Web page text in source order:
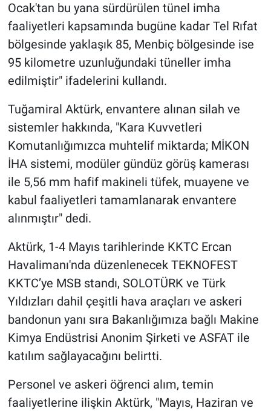
Ocak'tan bu yana sürdürülen tünel imha
faaliyetleri kapsamında bugüne kadar Tel Rıfat
bölgesinde yaklaşık 85, Menbiç bölgesinde ise
95 kilometre uzunluğundaki tüneller imha
edilmiştir" ifadelerini kullandı.
Tuğamiral Aktürk, envantere alınan silah ve
sistemler hakkında, "Kara Kuvvetleri
Komutanlığımızca muhtelif miktarda; MİKON
İHA sistemi, modüler gündüz görüş kamerası
ile 5,56 mm hafif makineli tüfek, muayene ve
kabul faaliyetleri tamamlanarak envantere
alınmıştır" dedi.
Aktürk, 1-4 Mayıs tarihlerinde KKTC Ercan
Havalimanı'nda düzenlenecek TEKNOFEST
KKTC’ye MSB standı, SOLOTÜRK ve Türk
Yıldızları dahil çeşitli hava araçları ve askeri
bandonun yanı sıra Bakanlığımıza bağlı Makine
Kimya Endüstrisi Anonim Şirketi ve ASFAT ile
katılım sağlayacağını belirtti.
Personel ve askeri öğrenci alım, temin
faaliyetlerine ilişkin Aktürk, "Mayıs, Haziran ve